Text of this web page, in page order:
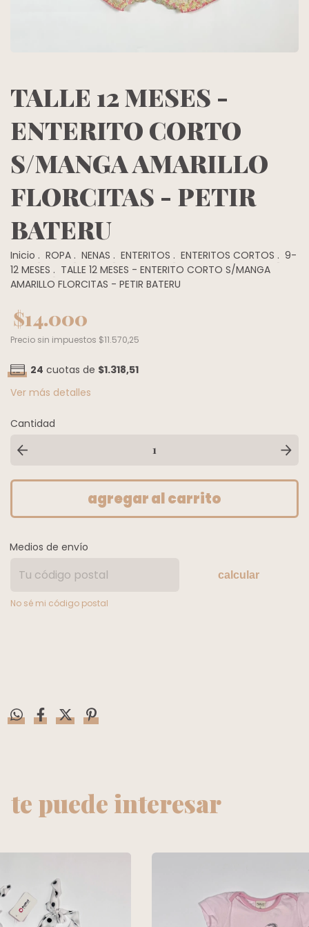
TALLE 12 MESES -
ENTERITO CORTO
S/MANGA AMARILLO
FLORCITAS - PETIR
BATERU
Inicio . ROPA . NENAS . ENTERITOS . ENTERITOS CORTOS . 9-
12 MESES . TALLE 12 MESES - ENTERITO CORTO S/MANGA
AMARILLO FLORCITAS - PETIR BATERU
$14.000
Precio sin impuestos $11.570,25
24 cuotas de $1.318,51
Ver más detalles
Cantidad
Medios de envío
calcular
No sé mi código postal
te puede interesar